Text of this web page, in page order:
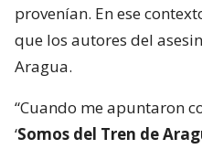
provenían. En ese
que los autores del
Aragua.
“Cuando me apuntaron
‘Somos del Tren de